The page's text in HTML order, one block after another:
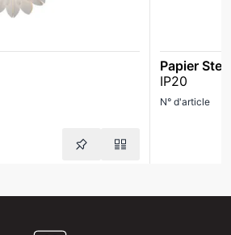
Papier
IP20
N° d'article